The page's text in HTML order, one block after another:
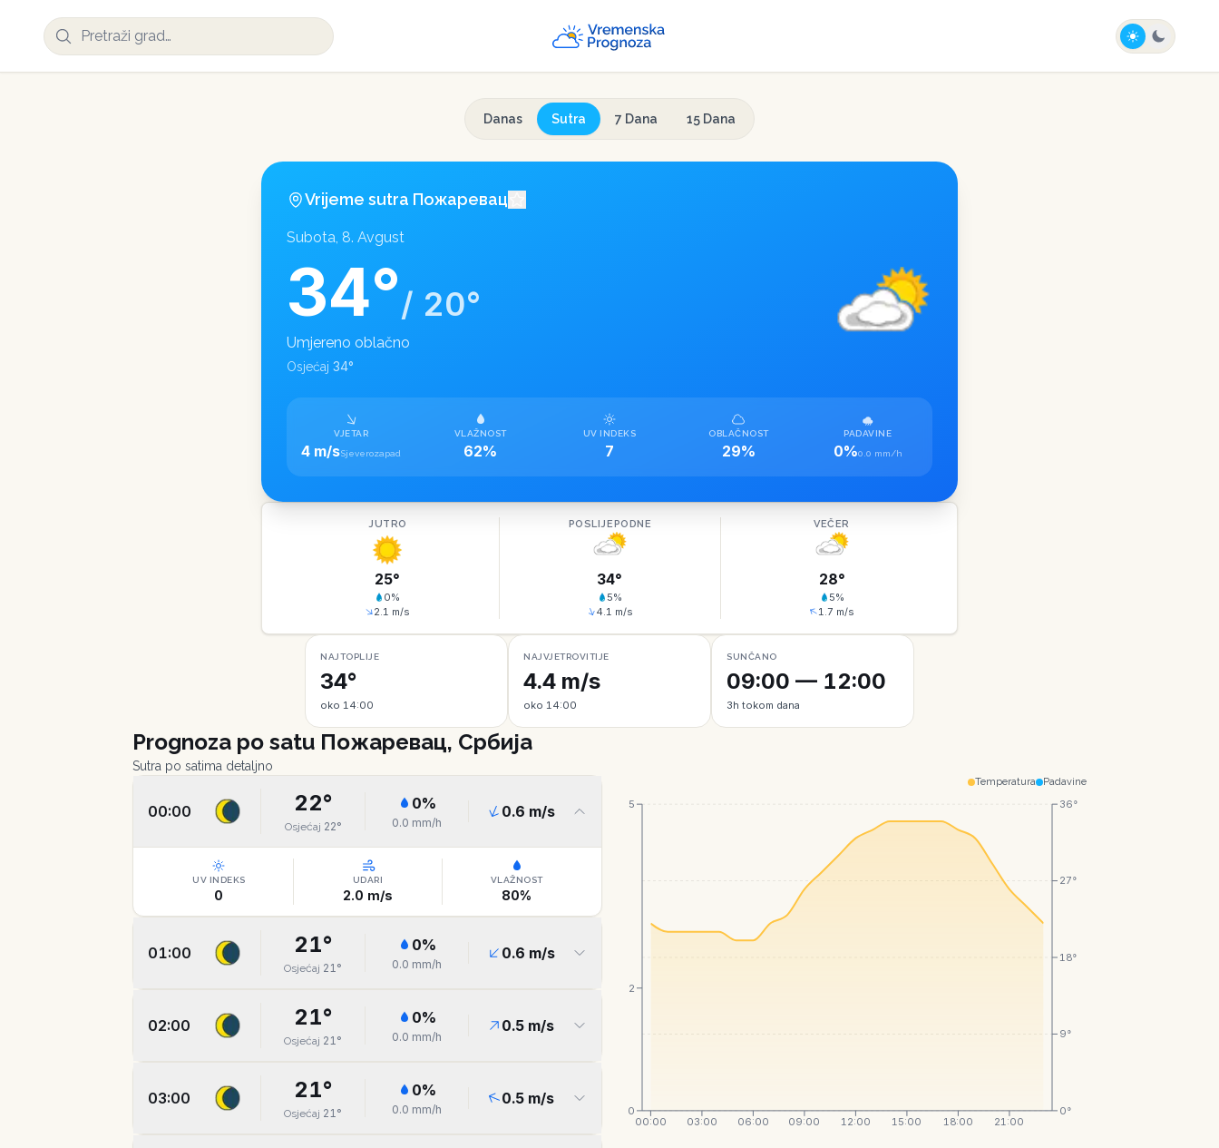
Danas Sutra 7 Dana 15 Dana
Vrijeme sutra Пожаревац
Subota, 8. Avgust
34°/ 20°
Umjereno oblačno
Osjećaj 34°
VJETAR
4 m/sSjeverozapad
VLAŽNOST
62%
UV INDEKS
7
OBLAČNOST
29%
PADAVINE
0%0.0 mm/h
JUTRO
25°
0%
2.1 m/s
POSLIJEPODNE
34°
5%
4.1 m/s
VEČER
28°
5%
1.7 m/s
NAJTOPLIJE
34°
oko 14:00
NAJVJETROVITIJE
4.4 m/s
oko 14:00
SUNČANO
09:00 — 12:00
3h tokom dana
Prognoza po satu Пожаревац, Србија
Sutra po satima detaljno
00:00 22°
Osjećaj 22°
0%
0.0 mm/h
0.6 m/s
UV INDEKS
0
UDARI
2.0 m/s
VLAŽNOST
80%
01:00 21°
Osjećaj 21°
0%
0.0 mm/h
0.6 m/s
02:00 21°
Osjećaj 21°
0%
0.0 mm/h
0.5 m/s
03:00 21°
Osjećaj 21°
0%
0.0 mm/h
0.5 m/s
Temperatura Padavine
00:00 03:00 06:00 09:00 12:00 15:00 18:00 21:00
0°
9°
18°
27°
36°
0
2
5